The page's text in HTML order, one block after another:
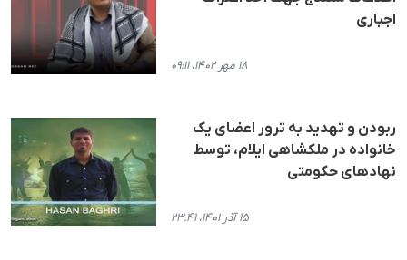
اجباری
۱۸ مهر ۱۴۰۲، ۰۹:۱۱
ربودن و تهدید به ترور اعضای یک
خانواده در ملکشاهی ایلام، توسط
نهادهای حکومتی
۱۵ آذر ۱۴۰۱، ۲۳:۴۱